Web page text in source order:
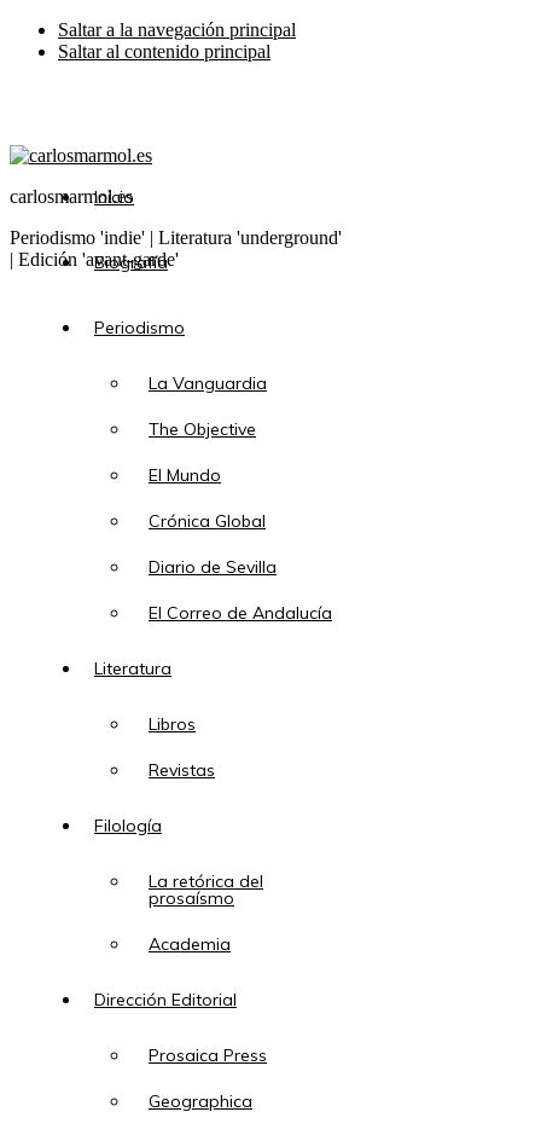
Saltar a la navegación principal
Saltar al contenido principal
carlosmarmol.es
Periodismo 'indie' | Literatura 'underground'
| Edición 'avant-garde'
Inicio
Biografía
Periodismo
La Vanguardia
The Objective
El Mundo
Crónica Global
Diario de Sevilla
El Correo de Andalucía
Literatura
Libros
Revistas
Filología
La retórica del
prosaísmo
Academia
Dirección Editorial
Prosaica Press
Geographica